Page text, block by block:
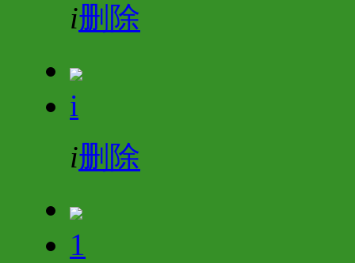
i删除
i
i删除
1